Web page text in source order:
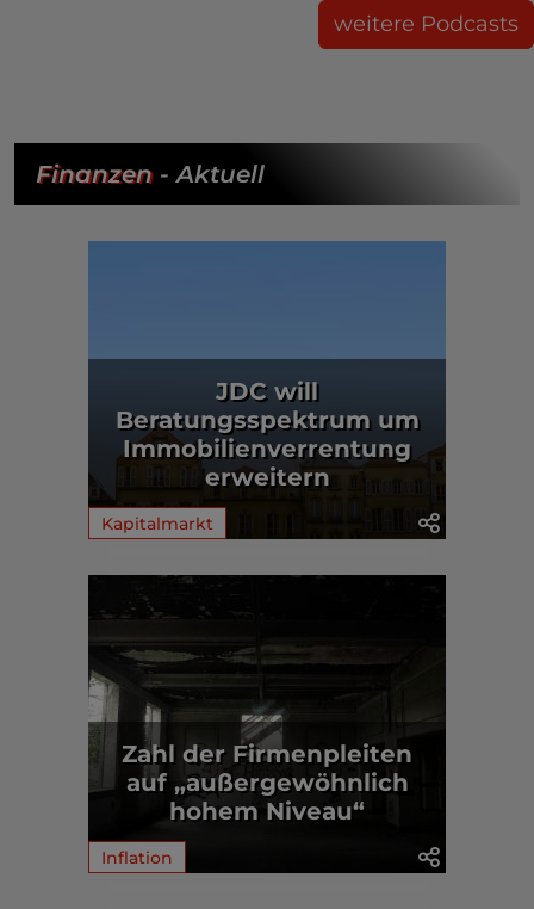
weitere Podcasts
Finanzen- Aktuell
JDC will
Beratungsspektrum um
Immobilienverrentung
erweitern
Kapitalmarkt
Zahl der Firmenpleiten
auf „außergewöhnlich
hohem Niveau“
Inflation